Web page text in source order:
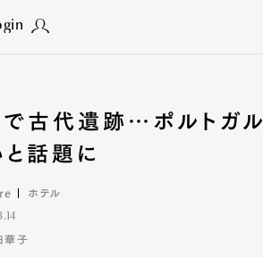
で古代遺跡…ポルトガ
と話題に
ホテル
華子